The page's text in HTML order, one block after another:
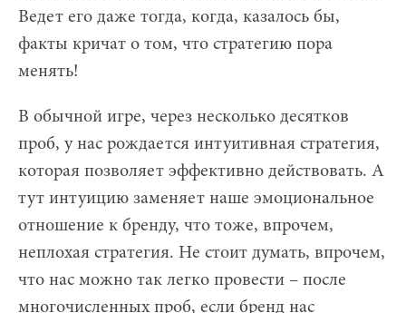
Ведет его даже тогда, когда, казалось бы,
факты кричат о том, что стратегию пора
менять!
В обычной игре, через несколько десятков
проб, у нас рождается интуитивная стратегия,
которая позволяет эффективно действовать. А
тут интуицию заменяет наше эмоциональное
отношение к бренду, что тоже, впрочем,
неплохая стратегия. Не стоит думать, впрочем,
что нас можно так легко провести – после
многочисленных проб, если бренд нас